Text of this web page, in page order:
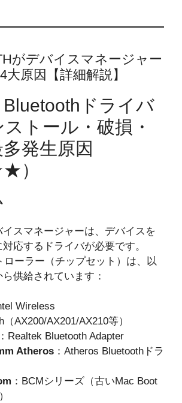
がデバイスマネージャー
原因【詳細解説】
ドライバ
トール・破損・
発生原因
）
スマネージャーは、デバイスを
応するドライバが必要です。
ローラー（チップセット）は、以
供給されています：
Wireless
（AX200/AX201/AX210等）
Realtek Bluetooth Adapter
Atheros ：Atheros Bluetoothドラ
：BCMシリーズ（古いMac Boot